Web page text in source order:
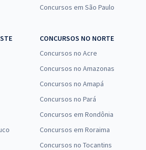
Concursos em São Paulo
CONCURSOS NO NORTE
Concursos no Acre
Concursos no Amazonas
Concursos no Amapá
Concursos no Pará
Concursos em Rondônia
Concursos em Roraima
Concursos no Tocantins